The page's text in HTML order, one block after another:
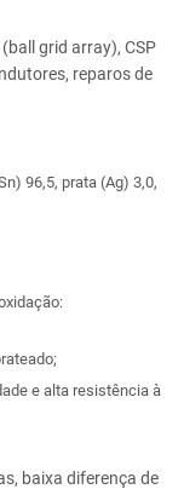
grid array), CSP
reparos de
96,5, prata (Ag) 3,0,
e alta resistência à
baixa diferença de